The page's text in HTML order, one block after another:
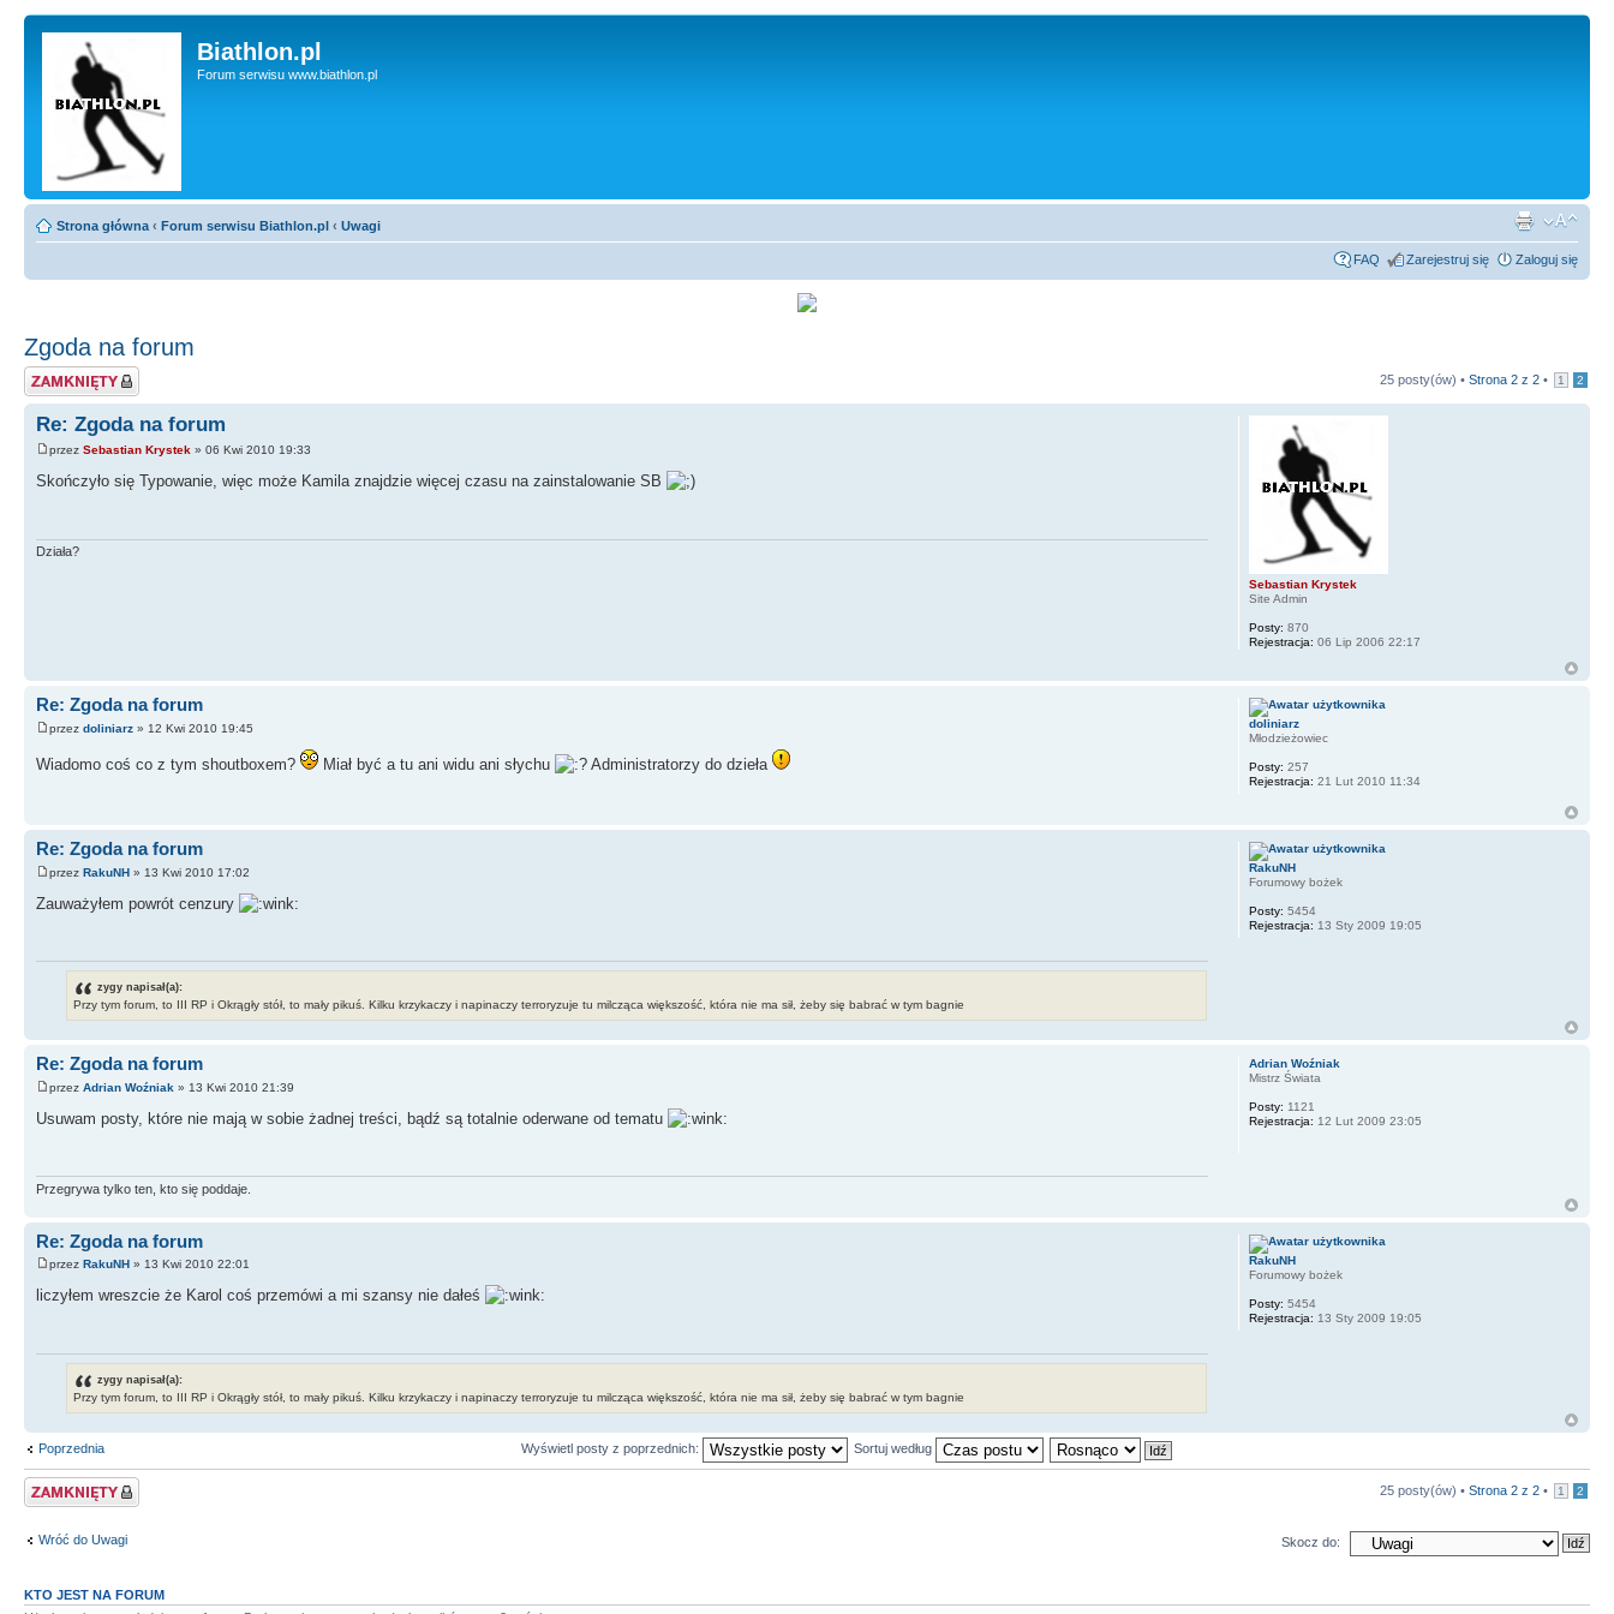
Biathlon.pl
Forum serwisu www.biathlon.pl
Strona główna ‹ Forum serwisu Biathlon.pl ‹ Uwagi
FAQ Zarejestruj się Zaloguj się
Zgoda na forum
Zablokowany temat 25 posty(ów) • Strona 2 z 2 • 1 2
Re: Zgoda na forum
przez Sebastian Krystek » 06 Kwi 2010 19:33
Skończyło się Typowanie, więc może Kamila znajdzie więcej czasu na zainstalowanie SB
Działa?
Sebastian Krystek
Site Admin
Posty: 870
Rejestracja: 06 Lip 2006 22:17
Re: Zgoda na forum
przez doliniarz » 12 Kwi 2010 19:45
Wiadomo coś co z tym shoutboxem? Miał być a tu ani widu ani słychu Administratorzy do dzieła
doliniarz
Młodzieżowiec
Posty: 257
Rejestracja: 21 Lut 2010 11:34
Re: Zgoda na forum
przez RakuNH » 13 Kwi 2010 17:02
Zauważyłem powrót cenzury
zygy napisał(a):
Przy tym forum, to III RP i Okrągły stół, to mały pikuś. Kilku krzykaczy i napinaczy terroryzuje tu milcząca większość, która nie ma sił, żeby się babrać w tym bagnie
RakuNH
Forumowy bożek
Posty: 5454
Rejestracja: 13 Sty 2009 19:05
Re: Zgoda na forum
przez Adrian Woźniak » 13 Kwi 2010 21:39
Usuwam posty, które nie mają w sobie żadnej treści, bądź są totalnie oderwane od tematu
Przegrywa tylko ten, kto się poddaje.
Adrian Woźniak
Mistrz Świata
Posty: 1121
Rejestracja: 12 Lut 2009 23:05
Re: Zgoda na forum
przez RakuNH » 13 Kwi 2010 22:01
liczyłem wreszcie że Karol coś przemówi a mi szansy nie dałeś
zygy napisał(a):
Przy tym forum, to III RP i Okrągły stół, to mały pikuś. Kilku krzykaczy i napinaczy terroryzuje tu milcząca większość, która nie ma sił, żeby się babrać w tym bagnie
RakuNH
Forumowy bożek
Posty: 5454
Rejestracja: 13 Sty 2009 19:05
Poprzednia Wyświetl posty z poprzednich: Sortuj według
Zablokowany temat 25 posty(ów) • Strona 2 z 2 • 1 2
Wróć do Uwagi Skocz do:
KTO JEST NA FORUM